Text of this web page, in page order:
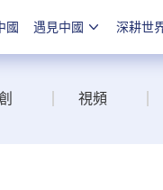
國 遇見中國 深耕世
視頻